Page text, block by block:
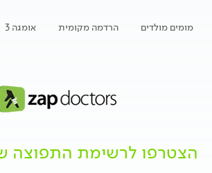
מומים מולדים הרדמה מקומית אומגה 3
הצטרפו לרשימת התפוצה